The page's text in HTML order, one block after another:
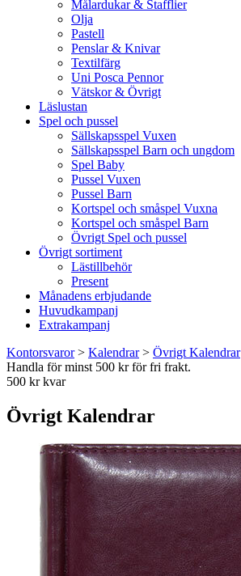
Målardukar & Stafflier
Olja
Pastell
Penslar & Knivar
Textilfärg
Uni Posca Pennor
Vätskor & Övrigt
Läslustan
Spel och pussel
Sällskapsspel Vuxen
Sällskapsspel Barn och ungdom
Spel Baby
Pussel Vuxen
Pussel Barn
Kortspel och småspel Vuxna
Kortspel och småspel Barn
Övrigt Spel och pussel
Övrigt sortiment
Lästillbehör
Present
Månadens erbjudande
Huvudkampanj
Extrakampanj
Kontorsvaror> Kalendrar> Övrigt Kalendrar
Handla för minst 500 kr för fri frakt.
500 kr kvar
Övrigt Kalendrar